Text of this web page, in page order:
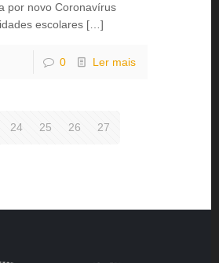
por novo Coronavírus
escolares […]
0 Ler mais
24 25 26 27